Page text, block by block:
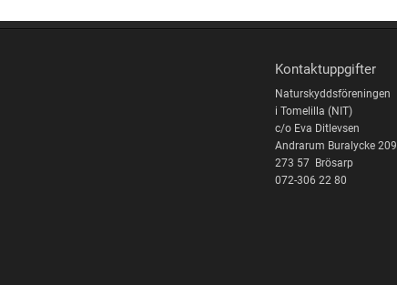
Kontaktuppgifter
Naturskyddsföreningen
i Tomelilla (NIT)
c/o Eva Ditlevsen
Andrarum Buralycke 209
273 57 Brösarp
072-306 22 80